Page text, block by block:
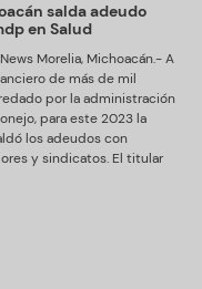
salda adeudo
en Salud
Morelia, Michoacán.- A
de más de mil
por la administración
para este 2023 la
los adeudos con
y sindicatos. El titular